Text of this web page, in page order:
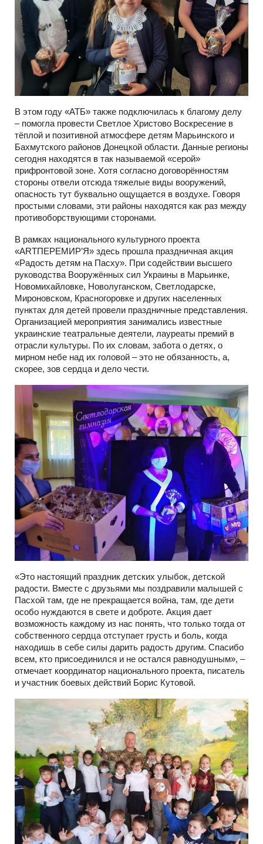
В этом году «АТБ» также подключилась к благому делу
– помогла провести Светлое Христово Воскресение в
тёплой и позитивной атмосфере детям Марьинского и
Бахмутского районов Донецкой области. Данные регионы
сегодня находятся в так называемой «серой»
прифронтовой зоне. Хотя согласно договорённостям
стороны отвели отсюда тяжелые виды вооружений,
опасность тут буквально ощущается в воздухе. Говоря
простыми словами, эти районы находятся как раз между
противоборствующими сторонами.
В рамках национального культурного проекта
«ARTПЕРЕМИР’Я» здесь прошла праздничная акция
«Радость детям на Пасху». При содействии высшего
руководства Вооружённых сил Украины в Марьинке,
Новомихайловке, Новолуганском, Светлодарске,
Мироновском, Красногоровке и других населенных
пунктах для детей провели праздничные представления.
Организацией мероприятия занимались известные
украинские театральные деятели, лауреаты премий в
отрасли культуры. По их словам, забота о детях, о
мирном небе над их головой – это не обязанность, а,
скорее, зов сердца и дело чести.
«Это настоящий праздник детских улыбок, детской
радости. Вместе с друзьями мы поздравили малышей с
Пасхой там, где не прекращается война, там, где дети
особо нуждаются в свете и доброте. Акция дает
возможность каждому из нас понять, что только тогда от
собственного сердца отступает грусть и боль, когда
находишь в себе силы дарить радость другим. Спасибо
всем, кто присоединился и не остался равнодушным», –
отмечает координатор национального проекта, писатель
и участник боевых действий Борис Кутовой.